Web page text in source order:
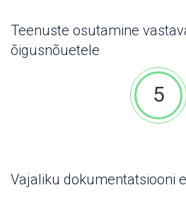
Teenuste osutamine
õigusnõuetele
5
Vajaliku dokumentatsiooni